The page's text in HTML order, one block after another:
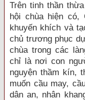
Trên tinh thần
hội chùa hiện có,
khuyến khích và
chủ trương phục
chùa trong các
chỉ là nơi con
nguyện thầm kín,
muốn cầu may,
dân an, nhân